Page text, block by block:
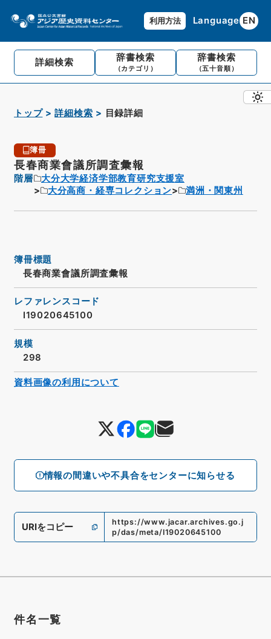
利用方法 Language EN
詳細検索 辞書検索
（カテゴリ）
辞書検索
（五十音順）
トップ 詳細検索 目録詳細
簿冊
長春商業會議所調査彙報
階層
大分大学経済学部教育研究支援室
大分高商・経専コレクション
満洲・関東州
情報の間違いや不具合をセンターに知らせる
簿冊標題
長春商業會議所調査彙報
レファレンスコード
I19020645100
規模
298
URIをコピー
https://www.jacar.archives.go.j
p/das/meta/I19020645100
資料画像の利用について
件名一覧